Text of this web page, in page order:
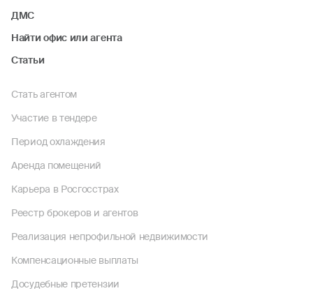
ДМС
Найти офис или агента
Статьи
Стать агентом
Участие в тендере
Период охлаждения
Аренда помещений
Карьера в Росгосстрах
Реестр брокеров и агентов
Реализация непрофильной недвижимости
Компенсационные выплаты
Досудебные претензии